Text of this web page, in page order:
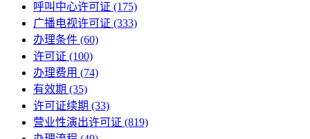
呼叫中心许可证 (175)
广播电视许可证 (333)
办理条件 (60)
许可证 (100)
办理费用 (74)
有效期 (35)
许可证续期 (33)
营业性演出许可证 (819)